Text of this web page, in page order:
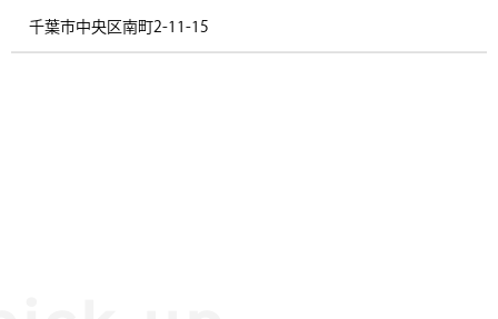
千葉市中央区南町2-11-15 ​